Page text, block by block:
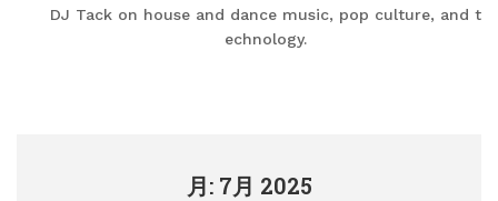
DJ Tack on house and dance music, pop culture, and t
echnology.
月: 7月 2025